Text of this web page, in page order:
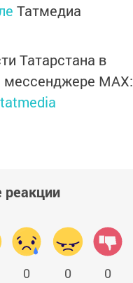
Татмедиа
Татарстана в
мессенджере MАХ:
реакции
0 0 0